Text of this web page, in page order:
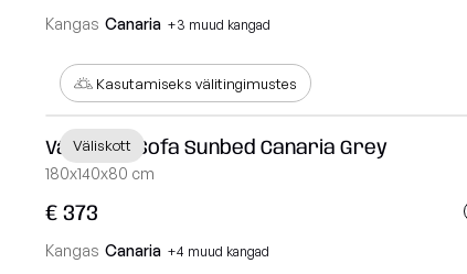
Kangas Canaria +3 muud kangad
Väliskott
Kasutamiseks välitingimustes
Väliskott Sofa Sunbed Canaria Grey
180x140x80 cm
€ 373
Kangas Canaria +4 muud kangad